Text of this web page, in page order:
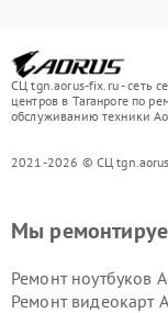
СЦ tgn.aorus-fix.ru - сеть
центров в Таганроге по
обслуживанию техники
2021-2026 © СЦ
Мы
Ремонт ноутбуков
Ремонт видеокарт